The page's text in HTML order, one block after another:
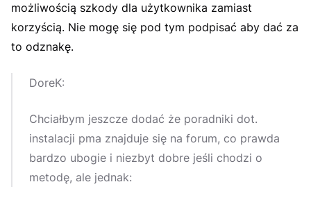
możliwością szkody dla użytkownika zamiast
korzyścią. Nie mogę się pod tym podpisać aby dać za
to odznakę.
DoreK:
Chciałbym jeszcze dodać że poradniki dot.
instalacji pma znajduje się na forum, co prawda
bardzo ubogie i niezbyt dobre jeśli chodzi o
metodę, ale jednak: